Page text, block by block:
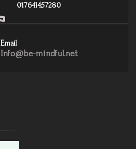
017641457280
Email
Info@be-mindful.net